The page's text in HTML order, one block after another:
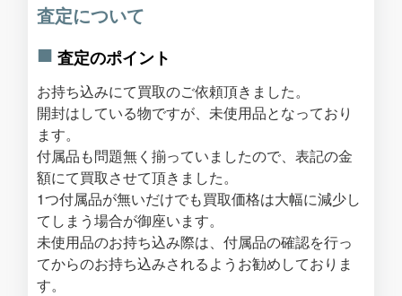
査定について
査定のポイント
お持ち込みにて買取のご依頼頂きました。
開封はしている物ですが、未使用品となっており
ます。
付属品も問題無く揃っていましたので、表記の金
額にて買取させて頂きました。
1つ付属品が無いだけでも買取価格は大幅に減少し
てしまう場合が御座います。
未使用品のお持ち込み際は、付属品の確認を行っ
てからのお持ち込みされるようお勧めしておりま
す。